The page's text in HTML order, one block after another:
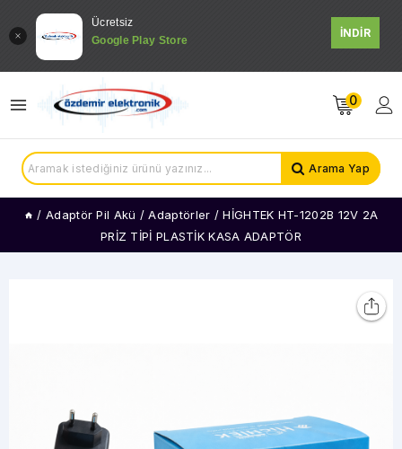
Ücretsiz
Google Play Store
İNDİR
0
Arama Yap
/ Adaptör Pil Akü / Adaptörler / HİGHTEK HT-1202B 12V 2A
PRİZ TİPİ PLASTİK KASA ADAPTÖR